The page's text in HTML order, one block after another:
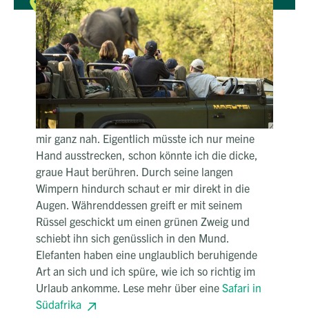
Begegnungen in Südafrika
Mein Herz bleibt fast stehen, als ich
auf einer Safari einem Elefanten
begegne
Ein tiefes, dröhnendes Brummen dringt in mein
Ohr, während ich in einem der offenen
Safarifahrzeuge sitze. Der junge Elefantenbulle ist
mir ganz nah. Eigentlich müsste ich nur meine
Hand ausstrecken, schon könnte ich die dicke,
graue Haut berühren. Durch seine langen
Wimpern hindurch schaut er mir direkt in die
Augen. Währenddessen greift er mit seinem
Rüssel geschickt um einen grünen Zweig und
schiebt ihn sich genüsslich in den Mund.
Elefanten haben eine unglaublich beruhigende
Art an sich und ich spüre, wie ich so richtig im
Urlaub ankomme. Lese mehr über eine Safari in
Südafrika